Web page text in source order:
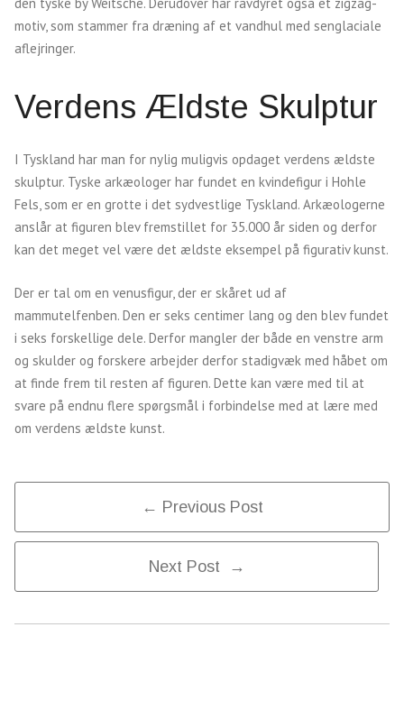
motiv, som stammer fra dræning af et vandhul med senglaciale
aflejringer.
Verdens Ældste Skulptur
I Tyskland har man for nylig muligvis opdaget verdens ældste
skulptur. Tyske arkæologer har fundet en kvindefigur i Hohle
Fels, som er en grotte i det sydvestlige Tyskland. Arkæologerne
anslår at figuren blev fremstillet for 35.000 år siden og derfor
kan det meget vel være det ældste eksempel på figurativ kunst.
Der er tal om en venusfigur, der er skåret ud af
mammutelfenben. Den er seks centimer lang og den blev fundet
i seks forskellige dele. Derfor mangler der både en venstre arm
og skulder og forskere arbejder derfor stadigvæk med håbet om
at finde frem til resten af figuren. Dette kan være med til at
svare på endnu flere spørgsmål i forbindelse med at lære med
om verdens ældste kunst.
Post
Navigation
← Previous Post
Next Post →